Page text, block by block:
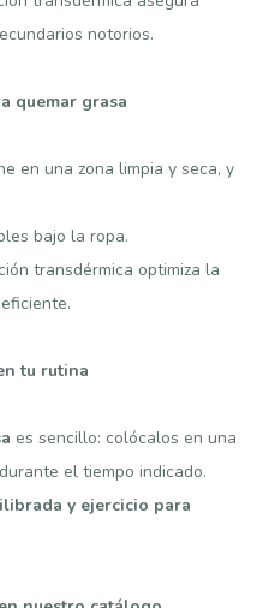
notorios.
quemar grasa
en una zona limpia y seca, y
bajo la ropa.
transdérmica optimiza la
tu rutina
es sencillo: colócalos en una
el tiempo indicado.
y ejercicio para